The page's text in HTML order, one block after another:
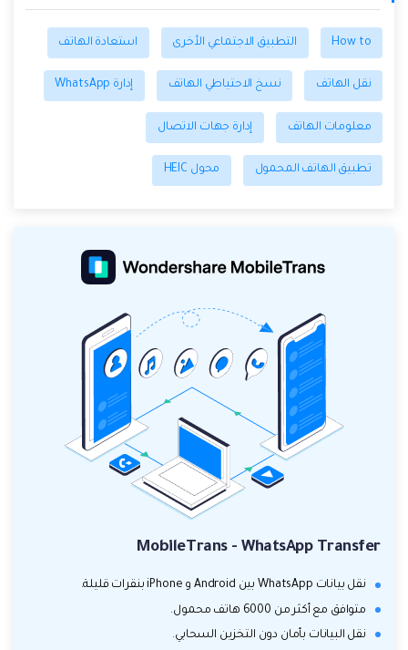
How to التطبيق الاجتماعي الأخرى استعادة الهاتف
نقل الهاتف نسخ الاحتياطي الهاتف إدارة WhatsApp
معلومات الهاتف إدارة جهات الاتصال
تطبيق الهاتف المحمول محول HEIC
MobileTrans - WhatsApp Transfer
نقل بيانات WhatsApp بين Android و iPhone بنقرات قليلة.
متوافق مع أكثر من 6000 هاتف محمول.
نقل البيانات بأمان دون التخزين السحابي.